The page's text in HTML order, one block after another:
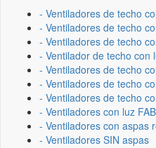
- Ventiladores de techo
- Ventiladores de techo
- Ventiladores de techo
- Ventilador de techo con
- Ventiladores de techo
- Ventiladores de techo
- Ventiladores de techo
- Ventiladores con luz
- Ventiladores con aspas
- Ventiladores SIN aspas